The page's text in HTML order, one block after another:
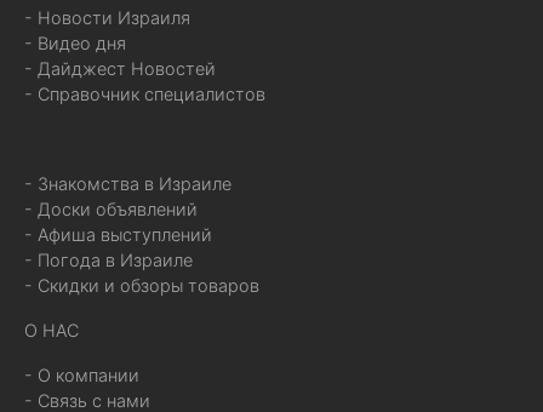
- Новости Израиля
- Видео дня
- Дайджест Новостей
- Справочник специалистов
- Знакомства в Израиле
- Доски объявлений
- Афиша выступлений
- Погода в Израиле
- Скидки и обзоры товаров
О НАС
- О компании
- Связь с нами